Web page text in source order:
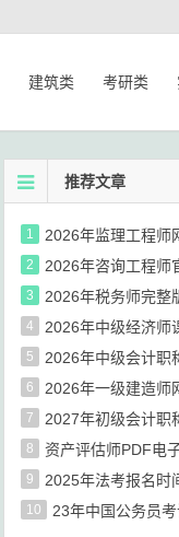
建筑类 考研类
推荐文章
1 2026年监理工程师网课押题
2 2026年咨询工程师官
3 2026年税务师完整版教材
4 2026年中级经济师课程
5 2026年中级会计职称网
6 2026年一级建造师网课讲
7 2027年初级会计职称基础班
8 资产评估师PDF电
9 2025年法考报名时间
10 23年中国公务员考